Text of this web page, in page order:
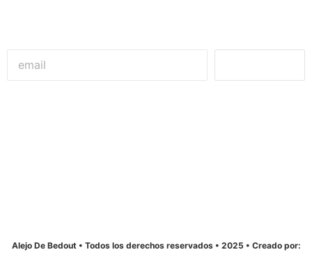
Alejo De Bedout • Todos los derechos reservados • 2025 • Creado por: